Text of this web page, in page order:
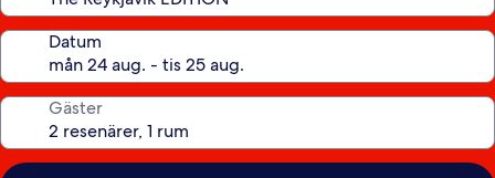
Datum
Gäster